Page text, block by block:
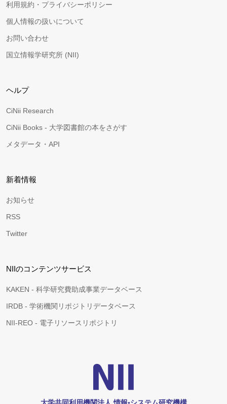
利用規約・プライバシーポリシー
個人情報の扱いについて
お問い合わせ
国立情報学研究所 (NII)
ヘルプ
CiNii Research
CiNii Books - 大学図書館の本をさがす
メタデータ・API
新着情報
お知らせ
RSS
Twitter
NIIのコンテンツサービス
KAKEN - 科学研究費助成事業データベース
IRDB - 学術機関リポジトリデータベース
NII-REO - 電子リソースリポジトリ
大学共同利用機関法人 情報•システム研究機構